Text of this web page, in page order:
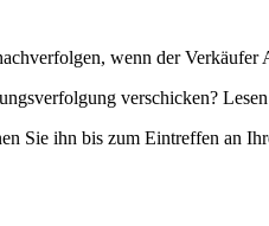
wenn der
verschicken?
Sie ihn bis zum Eintreffen an